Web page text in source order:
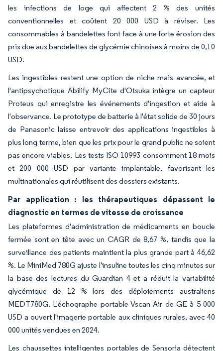
les infections de loge qui affectent 2 % des unités
conventionnelles et coûtent 20 000 USD à réviser. Les
consommables à bandelettes font face à une forte érosion des
prix due aux bandelettes de glycémie chinoises à moins de 0,10
USD.
Les ingestibles restent une option de niche mais avancée, et
l'antipsychotique Abilify MyCite d'Otsuka intègre un capteur
Proteus qui enregistre les événements d'ingestion et aide à
l'observance. Le prototype de batterie à l'état solide de 30 jours
de Panasonic laisse entrevoir des applications ingestibles à
plus long terme, bien que les prix pour le grand public ne soient
pas encore viables. Les tests ISO 10993 consomment 18 mois
et 200 000 USD par variante implantable, favorisant les
multinationales qui réutilisent des dossiers existants.
Par application : les thérapeutiques dépassent le
diagnostic en termes de vitesse de croissance
Les plateformes d'administration de médicaments en boucle
fermée sont en tête avec un CAGR de 8,67 %, tandis que la
surveillance des patients maintient la plus grande part à 46,62
%. Le MiniMed 780G ajuste l'insuline toutes les cinq minutes sur
la base des lectures du Guardian 4 et a réduit la variabilité
glycémique de 12 % lors des déploiements australiens
MEDT780G. L'échographe portable Vscan Air de GE à 5 000
USD a ouvert l'imagerie portable aux cliniques rurales, avec 40
000 unités vendues en 2024.
Les chaussettes intelligentes portables de Sensoria détectent